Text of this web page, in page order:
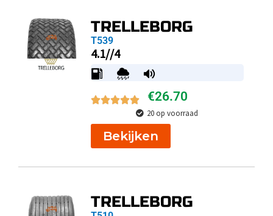
TRELLEBORG
T539
4.1//4
€26.70
20 op voorraad
Bekijken
TRELLEBORG